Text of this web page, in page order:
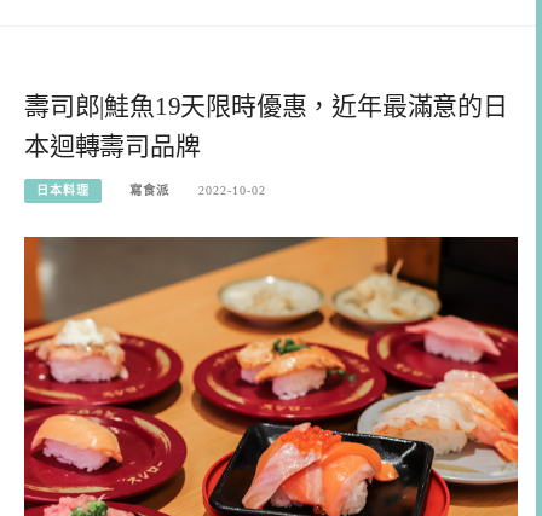
壽司郎|鮭魚19天限時優惠，近年最滿意的日
本迴轉壽司品牌
日本料理 寫食派 2022-10-02